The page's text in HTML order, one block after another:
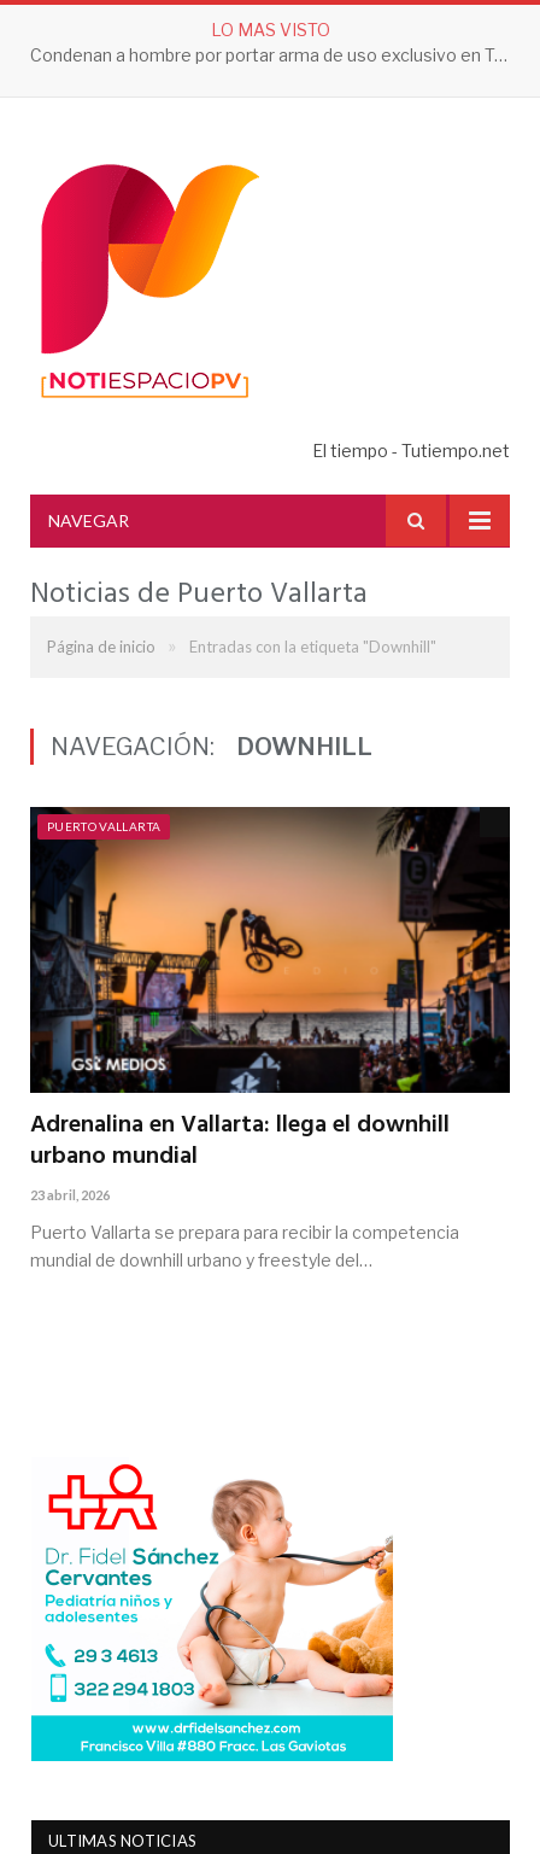
LO MAS VISTO
Condenan a hombre por portar arma de uso exclusivo en Tepic
El tiempo - Tutiempo.net
NAVEGAR
Noticias de Puerto Vallarta
Página de inicio » Entradas con la etiqueta "Downhill"
NAVEGACIÓN: DOWNHILL
PUERTO VALLARTA
Adrenalina en Vallarta: llega el downhill
urbano mundial
23 abril, 2026
Puerto Vallarta se prepara para recibir la competencia
mundial de downhill urbano y freestyle del…
ULTIMAS NOTICIAS